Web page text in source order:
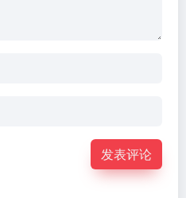
发表评论